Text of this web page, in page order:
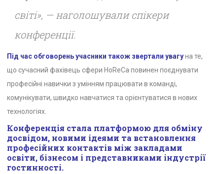
світі», — наголошували спікери
конференції.
Під час обговорень учасники також звертали увагуна те,
що сучасний фахівець сфери HoReCa повинен поєднувати
професійні навички з умінням працювати в команді,
комунікувати, швидко навчатися та орієнтуватися в нових
технологіях.
Конференція стала платформою для обміну
досвідом, новими ідеями та встановлення
професійних контактів між закладами
освіти, бізнесом і представниками індустрії
гостинності.